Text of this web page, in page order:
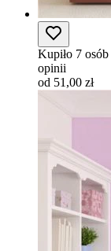
Kupiło 7 osób
opinii
od 51,00 zł